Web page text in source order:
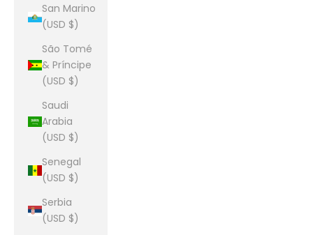
San Marino
(USD $)
São Tomé
& Príncipe
(USD $)
Saudi
Arabia
(USD $)
Senegal
(USD $)
Serbia
(USD $)